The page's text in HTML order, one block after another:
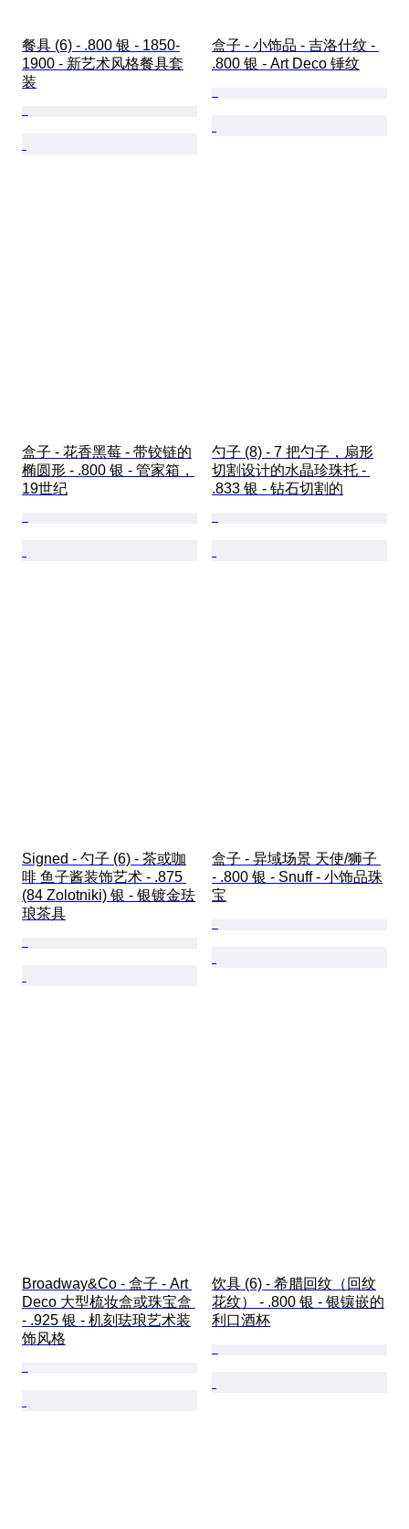
餐具 (6) - .800 银 - 1850-
1900 - 新艺术风格餐具套
装
盒子 - 小饰品 - 吉洛什纹 -
.800 银 - Art Deco 锤纹
盒子 - 花香黑莓 - 带铰链的
椭圆形 - .800 银 - 管家箱，
19世纪
勺子 (8) - 7 把勺子，扇形
切割设计的水晶珍珠托 -
.833 银 - 钻石切割的
Signed - 勺子 (6) - 茶或咖
啡 鱼子酱装饰艺术 - .875
(84 Zolotniki) 银 - 银镀金珐
琅茶具
盒子 - 异域场景 天使/狮子
- .800 银 - Snuff - 小饰品珠
宝
Broadway&Co - 盒子 - Art
Deco 大型梳妆盒或珠宝盒
- .925 银 - 机刻珐琅艺术装
饰风格
饮具 (6) - 希腊回纹（回纹
花纹） - .800 银 - 银镶嵌的
利口酒杯